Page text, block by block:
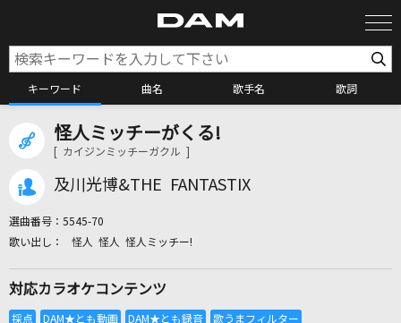
キーワード 曲名 歌手名 歌詞
カラオケ検索
全国りれき
怪人ミッチーがくる!
[ カイジンミッチーガクル ]
及川光博&THE FANTASTIX
選曲番号： 5545-70
怪人 怪人 怪人ミッチー!
対応カラオケコンテンツ